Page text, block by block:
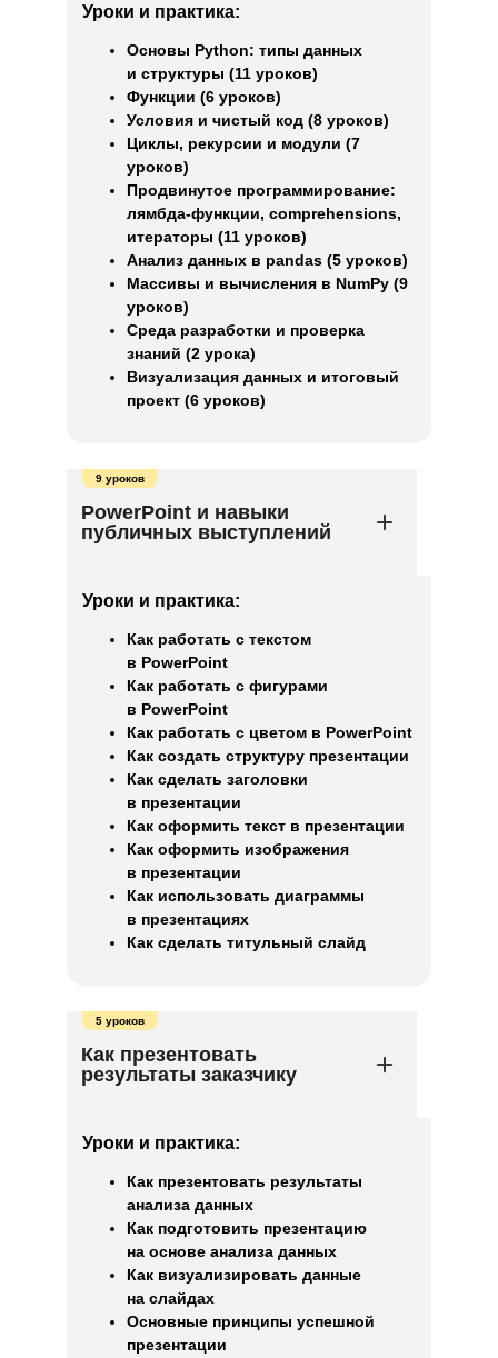
Уроки и практика:
Основы Python: типы данных
и структуры (11 уроков)
Функции (6 уроков)
Условия и чистый код (8 уроков)
Циклы, рекурсии и модули (7
уроков)
Продвинутое программирование:
лямбда-функции, comprehensions,
итераторы (11 уроков)
Анализ данных в pandas (5 уроков)
Массивы и вычисления в NumPy (9
уроков)
Среда разработки и проверка
знаний (2 урока)
Визуализация данных и итоговый
проект (6 уроков)
PowerPoint и навыки
публичных выступлений
9 уроков
Уроки и практика:
Как работать с текстом
в PowerPoint
Как работать с фигурами
в PowerPoint
Как работать с цветом в PowerPoint
Как создать структуру презентации
Как сделать заголовки
в презентации
Как оформить текст в презентации
Как оформить изображения
в презентации
Как использовать диаграммы
в презентациях
Как сделать титульный слайд
Как презентовать
результаты заказчику
5 уроков
Уроки и практика:
Как презентовать результаты
анализа данных
Как подготовить презентацию
на основе анализа данных
Как визуализировать данные
на слайдах
Основные принципы успешной
презентации